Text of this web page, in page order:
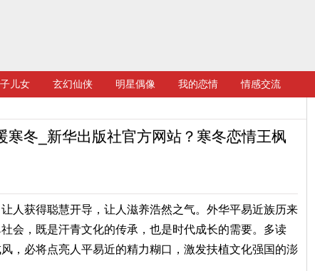
儿女 玄幻仙侠 明星偶像 我的恋情 情感交流
寒冬_新华出版社官方网站？寒冬恋情王枫
获得聪慧开导，让人滋养浩然之气。外华平易近族历来
会，既是汗青文化的传承，也是时代成长的需要。多读
，必将点亮人平易近的精力糊口，激发扶植文化强国的澎